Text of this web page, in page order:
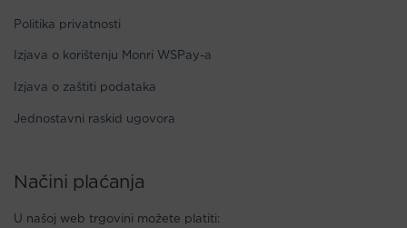
Politika privatnosti
Izjava o korištenju Monri WSPay-a
Izjava o zaštiti podataka
Jednostavni raskid ugovora
Načini plaćanja
U našoj web trgovini možete platiti: